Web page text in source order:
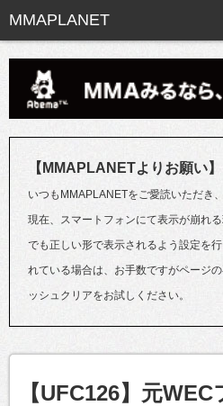
【MMAPLANETよりお願い】
いつもMMAPLANETをご愛読いただき
現在、スマートフォンにて表示が崩れ
でも正しい形で表示されるよう設定を
れている場合は、お手数ですがページ
ッシュクリアをお試しください。
【UFC126】元